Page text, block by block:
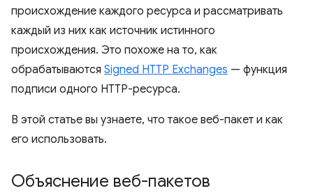
происхождение каждого ресурса и рассматривать
каждый из них как источник истинного
происхождения. Это похоже на то, как
обрабатываются Signed HTTP Exchanges — функция
подписи одного HTTP-ресурса.
В этой статье вы узнаете, что такое веб-пакет и как
его использовать.
Объяснение веб-пакетов